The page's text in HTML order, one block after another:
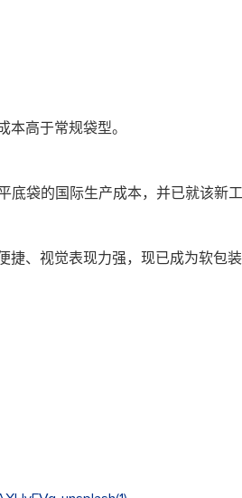
高于常规袋型。
底袋的国际生产成本，并已就该新
、视觉表现力强，现已成为软包